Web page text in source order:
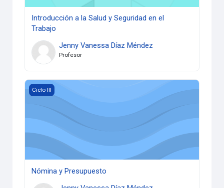
Introducción a la Salud y Seguridad en el
Trabajo
Jenny Vanessa Díaz Méndez
Profesor
Imagen del curso Nómina y Presupuesto
Ciclo III
Nómina y Presupuesto